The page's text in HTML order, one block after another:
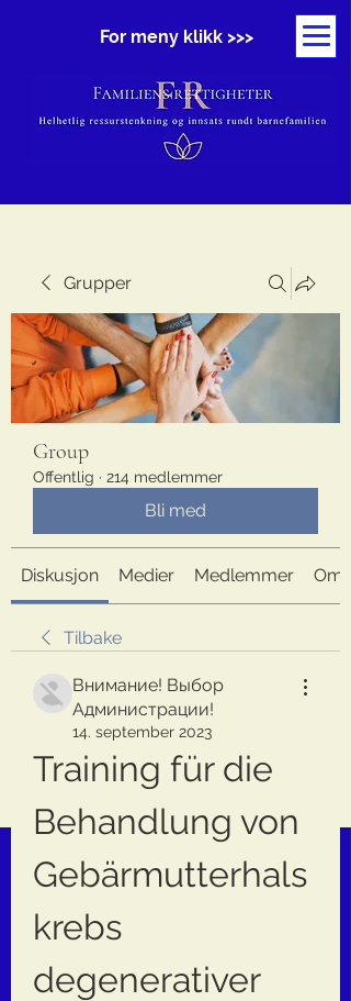
For meny klikk >>>
Grupper
Group
Offentlig · 214 medlemmer
Bli med
Diskusjon Medier Medlemmer Om
Tilbake
Внимание! Выбор
Администрации!
14. september 2023
Training für die
Behandlung von
Gebärmutterhals
krebs
degenerativer